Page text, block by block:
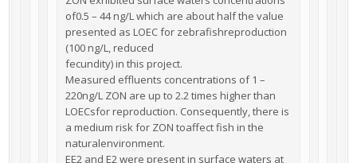
of0.5 – 44 ng/L which are about half the value
presented as LOEC for zebrafishreproduction
(100 ng/L, reduced
fecundity) in this project.
Measured effluents concentrations of 1 –
220ng/L ZON are up to 2.2 times higher than
LOECsfor reproduction. Consequently, there is
a medium risk for ZON toaffect fish in the
naturalenvironment.
EE2 and E2 were present in surface waters at